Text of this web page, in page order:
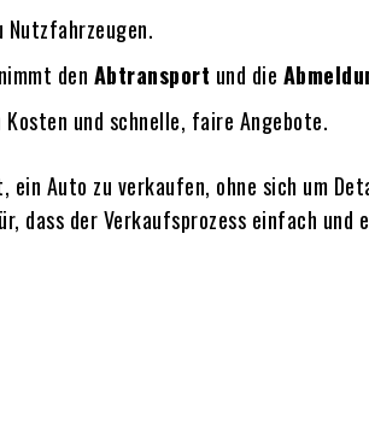
Nutzfahrzeugen.
den Abtransport und die
und schnelle, faire Angebote.
Auto zu verkaufen, ohne sich um
dass der Verkaufsprozess einfach